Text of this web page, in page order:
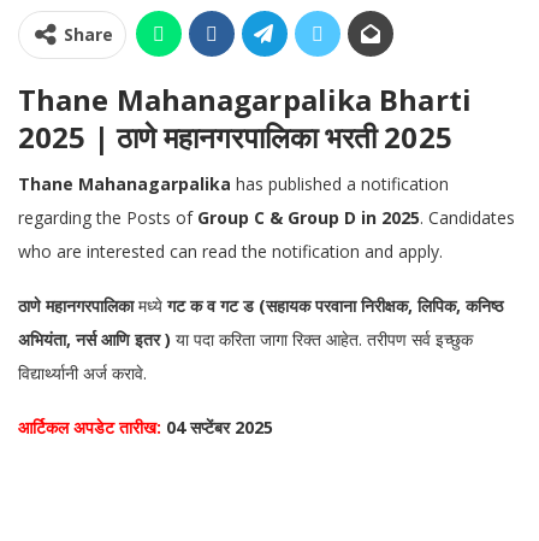
Share
Thane Mahanagarpalika Bharti
2025 | ठाणे महानगरपालिका भरती 2025
Thane Mahanagarpalika has published a notification
regarding the Posts ofGroup C & Group D in 2025. Candidates
who are interested can read the notification and apply.
ठाणे महानगरपालिकामध्येगट क व गट ड (सहायक परवाना निरीक्षक, लिपिक, कनिष्ठ
अभियंता, नर्स आणि इतर ) या पदा करिता जागा रिक्त आहेत. तरीपण सर्व इच्छुक
विद्यार्थ्यानी अर्ज करावे.
आर्टिकल अपडेट तारीख: 04 सप्टेंबर 2025